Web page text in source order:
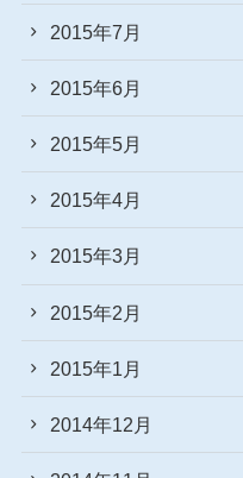
2015年7月
2015年6月
2015年5月
2015年4月
2015年3月
2015年2月
2015年1月
2014年12月